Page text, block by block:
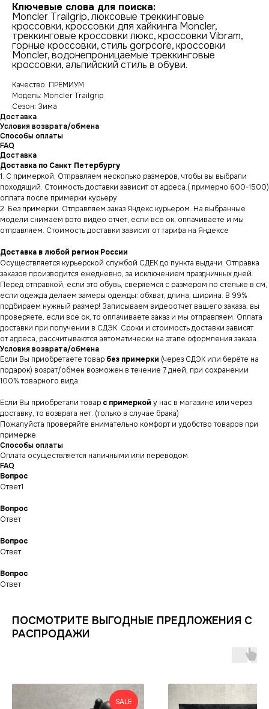
Ключевые слова для поиска:
Moncler Trailgrip, люксовые треккинговые
кроссовки, кроссовки для хайкинга Moncler,
треккинговые кроссовки люкс, кроссовки Vibram,
горные кроссовки, стиль gorpcore, кроссовки
Moncler, водонепроницаемые треккинговые
кроссовки, альпийский стиль в обуви.
Качество: ПРЕМИУМ
Модель: Moncler Trailgrip
Сезон: Зима
Доставка
Условия возврата/обмена
Способы оплаты
FAQ
Доставка
Доставка по Санкт Петербургу
1. С примеркой. Отправляем несколько размеров, чтобы вы выбрали
походящий. Стоимость доставки зависит от адреса.( примерно 600-1500)
оплата после примерки курьеру
2. Без примерки. Отправляем заказ Яндекс курьером. На выбранные
модели снимаем фото видео отчет, если все ок, оплачиваете и мы
отправляем. Стоимость доставки зависит от тарифа на Яндексе
Доставка в любой регион России
Осуществляется курьерской службой СДЕК до пункта выдачи. Отправка
заказов производится ежедневно, за исключением праздничных дней.
Перед отправкой, если это обувь, сверяемся с размером по стельке в см,
если одежда делаем замеры одежды: обхват, длина, ширина. В 99%
подбираем нужный размер! Записываем видеоотчет вашего заказа, вы
проверяете, если все ок, то оплачиваете заказ и мы отправляем. Оплата
доставки при получении в СДЭК. Сроки и стоимость доставки зависят
от адреса, рассчитываются автоматически на этапе оформления заказа.
Условия возврата/обмена
Если Вы приобретаете товар без примерки (через СДЭК или берёте на
подарок) возрат/обмен возможен в течение 7 дней, при сохранении
100% товарного вида.
Если Вы приобретали товар с примеркой у нас в магазине или через
доставку, то возврата нет. (только в случае брака)
Пожалуйста проверяйте внимательно комфорт и удобство товаров при
примерке.
Способы оплаты
Оплата осуществляется наличными или переводом.
FAQ
Вопрос
Ответ1
Вопрос
Ответ
Вопрос
Ответ
Вопрос
Ответ
ПОСМОТРИТЕ ВЫГОДНЫЕ ПРЕДЛОЖЕНИЯ С
РАСПРОДАЖИ
SALE
СНИКЕРСДИЛЕР Магазин кроссовок
©СНИКЕРСДИЛЕР 2024-26.
Все права защищены
конфиденциальности
Распродажа
Одежда